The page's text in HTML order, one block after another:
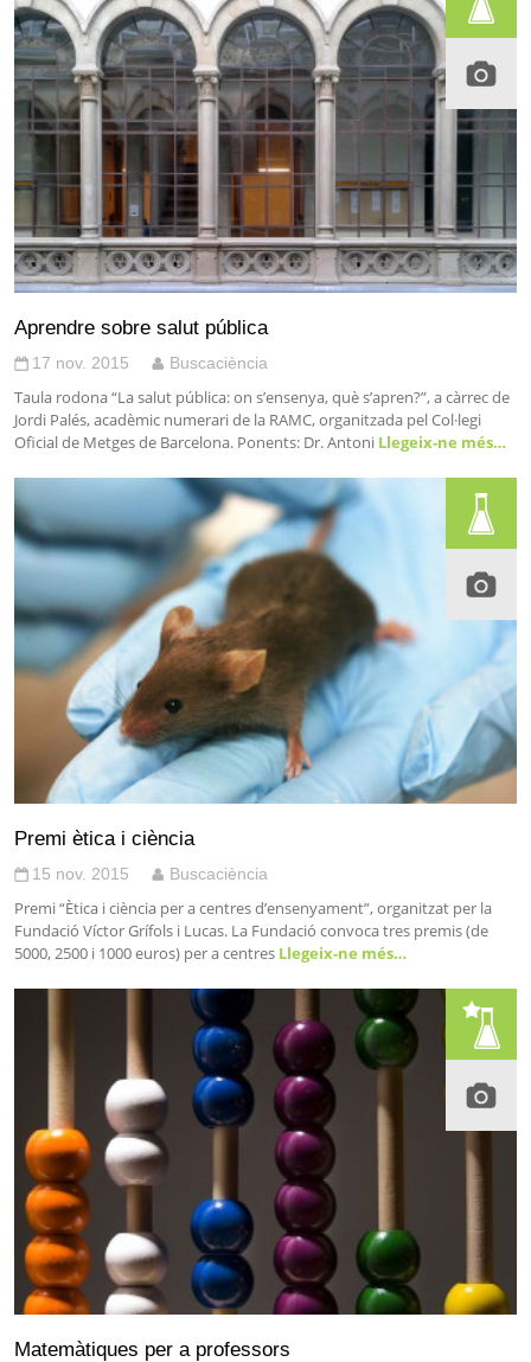
Aprendre sobre salut pública
17 nov. 2015 Buscaciència
Taula rodona “La salut pública: on s’ensenya, què s’apren?”, a càrrec de
Jordi Palés, acadèmic numerari de la RAMC, organitzada pel Col·legi
Oficial de Metges de Barcelona. Ponents: Dr. Antoni Llegeix-ne més…
Premi ètica i ciència
15 nov. 2015 Buscaciència
Premi “Ètica i ciència per a centres d’ensenyament”, organitzat per la
Fundació Víctor Grífols i Lucas. La Fundació convoca tres premis (de
5000, 2500 i 1000 euros) per a centres Llegeix-ne més…
Matemàtiques per a professors